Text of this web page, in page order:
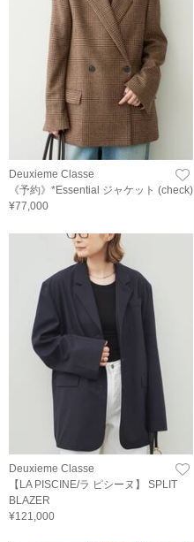
Deuxieme Classe
《予約》*Essential ジャケット (check)
¥77,000
Deuxieme Classe
【LA PISCINE/ラ ピシーヌ】 SPLIT
BLAZER
¥121,000